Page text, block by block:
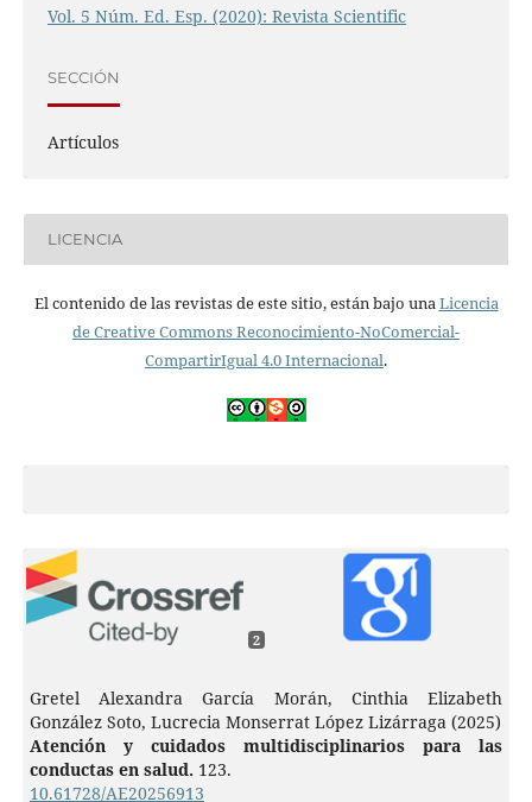
Vol. 5 Núm. Ed. Esp. (2020): Revista Scientific
SECCIÓN
Artículos
LICENCIA
El contenido de las revistas de este sitio, están bajo unaLicencia
de Creative Commons Reconocimiento-NoComercial-
CompartirIgual 4.0 Internacional.
2
Gretel Alexandra García Morán, Cinthia Elizabeth
González Soto, Lucrecia Monserrat López Lizárraga (2025)
Atención y cuidados multidisciplinarios para las
conductas en salud. 123.
10.61728/AE20256913